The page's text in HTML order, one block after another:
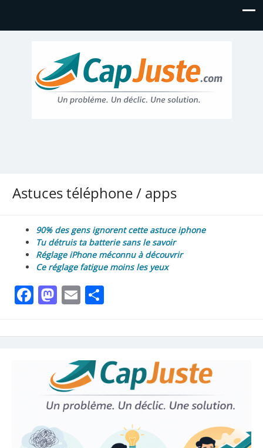
Astuces téléphone / apps
90% des gens ignorent cette astuce iphone
Tu détruis ta batterie sans le savoir
Réglage iPhone méconnu à découvrir
Ce réglage fatigue moins les yeux
Facebook
Mastodon
Email